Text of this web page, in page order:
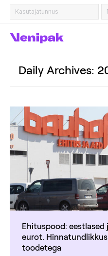
Daily Archives:
Ehituspood: eestlased
eurot.
toodetega